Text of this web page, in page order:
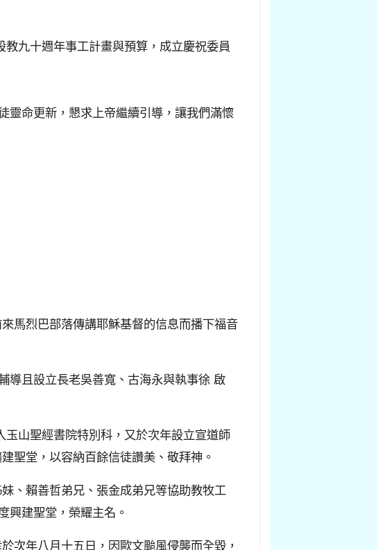
九十週年事工計畫與預算，成立慶祝委員
靈命更新，懇求上帝繼續引導，讓我們滿懷
馬烈巴部落傳講耶穌基督的信息而播下福音
導且設立長老吳善寬、古海永與執事徐 啟
山聖經書院特別科，又於次年設立宣道師
聖堂，以容納百餘信徒讚美、敬拜神。
、賴善哲弟兄、張金成弟兄等協助教牧工
興建聖堂，榮耀主名。
次年八月十五日，因歐文颱風侵襲而全毀，